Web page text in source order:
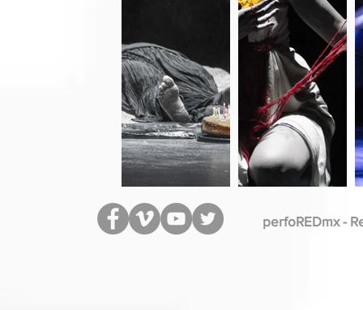
perfoREDmx -